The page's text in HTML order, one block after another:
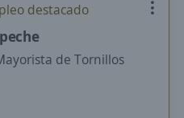
destacado
de Tornillos